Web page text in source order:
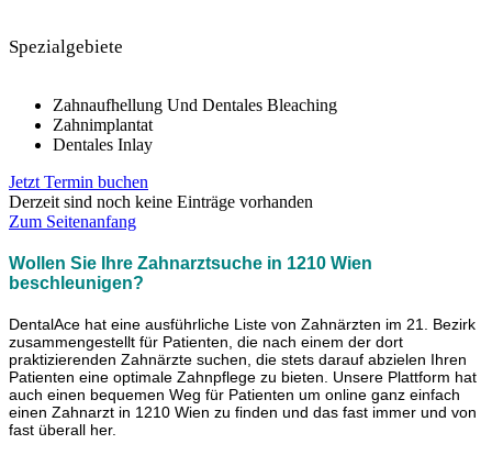
Spezialgebiete
Zahnaufhellung Und Dentales Bleaching
Zahnimplantat
Dentales Inlay
Jetzt Termin buchen
Derzeit sind noch keine Einträge vorhanden
Zum Seitenanfang
Wollen Sie Ihre Zahnarztsuche in 1210 Wien
beschleunigen?
DentalAce hat eine ausführliche Liste von Zahnärzten im 21. Bezirk
zusammengestellt für Patienten, die nach einem der dort
praktizierenden Zahnärzte suchen, die stets darauf abzielen Ihren
Patienten eine optimale Zahnpflege zu bieten. Unsere Plattform hat
auch einen bequemen Weg für Patienten um online ganz einfach
einen Zahnarzt in 1210 Wien zu finden und das fast immer und von
fast überall her.